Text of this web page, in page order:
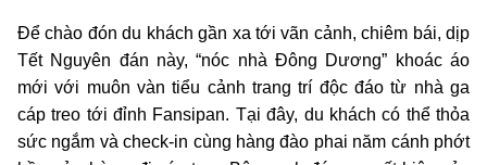
Để chào đón du khách gần xa tới vãn cảnh, chiêm bái, dịp
Tết Nguyên đán này, “nóc nhà Đông Dương” khoác áo
mới với muôn vàn tiểu cảnh trang trí độc đáo từ nhà ga
cáp treo tới đỉnh Fansipan. Tại đây, du khách có thể thỏa
sức ngắm và check-in cùng hàng đào phai năm cánh phớt